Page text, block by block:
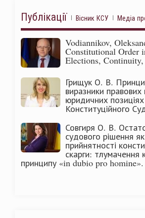
Публікації Вісник КСУ Медіа
Vodiannikov,
Constitutional Order
Elections,
Грищук О. В.
виразники правових
юридичних позиціях
Конституційного
Совгиря О. В.
судового рішення
прийнятності
скарги: тлумачення
принципу «in dubio pro homine».